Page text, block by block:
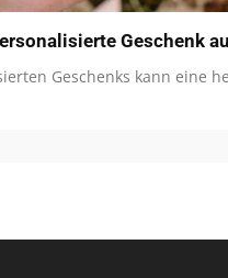
Geschenk
Geschenks kann eine